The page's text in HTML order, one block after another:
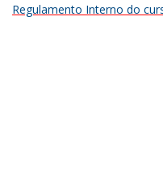
Regulamento Interno do